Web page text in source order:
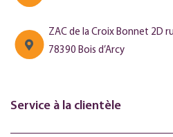
ZAC de la Croix Bonnet 2D
78390 Bois d’Arcy
Service à la clientèle